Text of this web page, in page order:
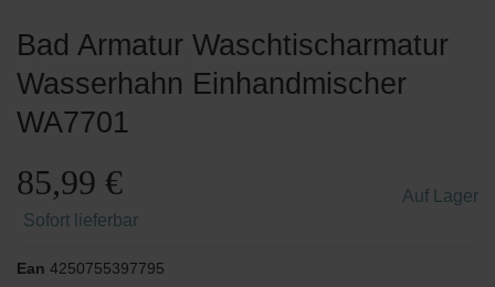
Bad Armatur Waschtischarmatur
Wasserhahn Einhandmischer
WA7701
85,99 €
Sofort lieferbar
Auf Lager
Ean 4250755397795